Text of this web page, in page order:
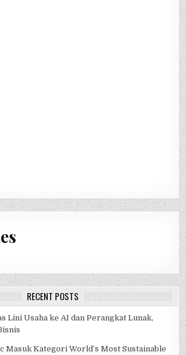
RECENT POSTS
Lini Usaha ke AI dan Perangkat Lunak,
Masuk Kategori World’s Most Sustainable